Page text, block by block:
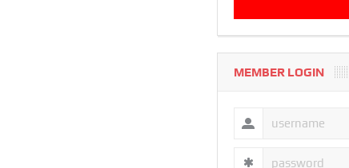
MEMBER LOGIN